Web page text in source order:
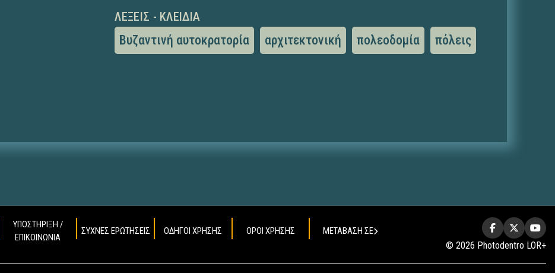
ΛΈΞΕΙΣ - ΚΛΕΙΔΙΆ
Βυζαντινή αυτοκρατορία αρχιτεκτονική πολεοδομία πόλεις
ΥΠΟΣΤΗΡΙΞΗ /
ΕΠΙΚΟΙΝΩΝΙΑ
ΣΥΧΝΕΣ ΕΡΩΤΗΣΕΙΣ ΟΔΗΓΟΙ ΧΡΗΣΗΣ ΟΡΟΙ ΧΡΗΣΗΣ ΜΕΤΑΒΑΣΗ ΣΕ
© 2026 Photodentro LOR+